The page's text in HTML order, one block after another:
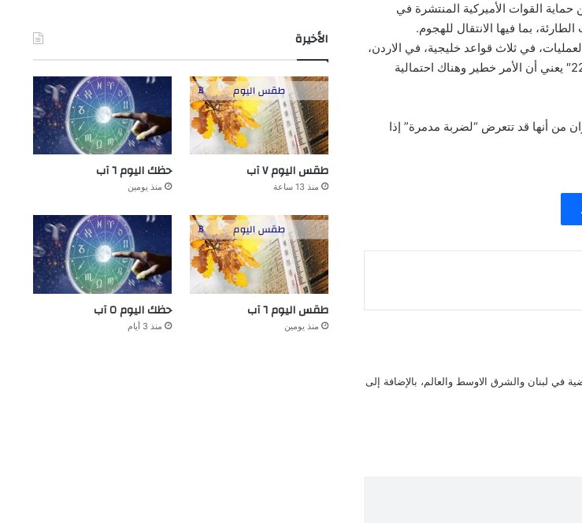
القوات الأميركية المنتشرة في
بما فيها الانتقال للهجوم.
في منطقة العمليات، في ثلاث قواعد خليجية، في الاردن،
كاشفا، ان القيادة الاميركية تدرس نشر سربا منها في اسرائيل، خاتما أن “نشر طائرات “إف-22″ يعني أن الأمر خطير وهناك احتمالية
أنها قد تتعرض “لضربة مدمرة” إذا
في لبنان والشرق الاوسط والعالم، بالإضافة إلى
الأخيرة
طقس اليوم ٧ آب
منذ 13 ساعة
حظك اليوم ٦ آب
منذ يومين
طقس اليوم ٦ آب
منذ يومين
حظك اليوم ٥ آب
منذ 3 أيام